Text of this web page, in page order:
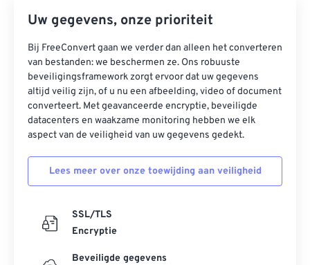
Uw gegevens, onze prioriteit
Bij FreeConvert gaan we verder dan alleen het converteren
van bestanden: we beschermen ze. Ons robuuste
beveiligingsframework zorgt ervoor dat uw gegevens
altijd veilig zijn, of u nu een afbeelding, video of document
converteert. Met geavanceerde encryptie, beveiligde
datacenters en waakzame monitoring hebben we elk
aspect van de veiligheid van uw gegevens gedekt.
Lees meer over onze toewijding aan veiligheid
SSL/TLS
Encryptie
Beveiligde gegevens